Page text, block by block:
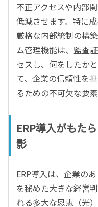
不正アクセスや内部
低減させます。特に
厳格な内部統制の構
ム管理機能は、監査
セスし、何をしたか
て、企業の信頼性を
るための不可欠な要
ERP導入がもた
影
ERP導入は、企業の
を秘めた大きな経営
れる多大な恩恵（光